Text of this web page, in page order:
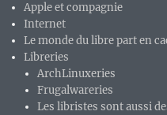
Apple et compagnie
Internet
Le monde du libre part en
Libreries
ArchLinuxeries
Frugalwareries
Les libristes sont aussi